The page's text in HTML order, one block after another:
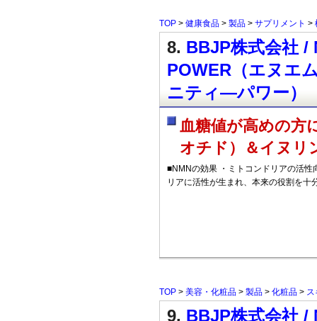
TOP > 健康食品 > 製品 > サプリメント >
8. BBJP株式会社 /
POWER（エヌエ
ニティ―パワー）
血糖値が高めの方
オチド）＆イヌリ
■NMNの効果 ・ミトコンドリアの活
リアに活性が生まれ、本来の役割を十
TOP > 美容・化粧品 > 製品 > 化粧品 > ス
9. BBJP株式会社 /